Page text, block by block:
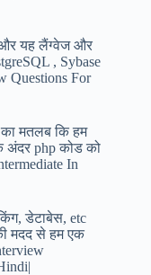
और यह लैंग्वेज और
, Sybase
Questions For
मतलब कि हम
php कोड को
In
डेटाबेस, etc
मदद से हम एक